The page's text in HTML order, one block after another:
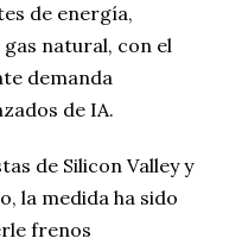
de energía,
natural, con el
demanda
de IA.
de Silicon Valley y
la medida ha sido
frenos